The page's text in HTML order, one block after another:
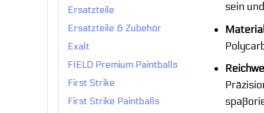
Ersatzteile
Ersatzteile & Zubehör
Exalt
FIELD Premium Paintballs
First Strike
First Strike Paintballs
sein